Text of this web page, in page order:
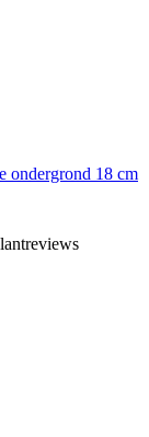
ondergrond 18 cm